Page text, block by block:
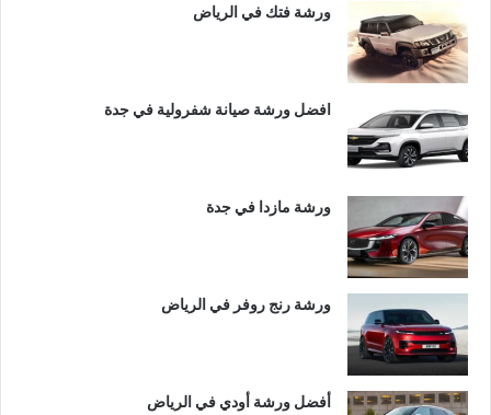
ورشة فتك في الرياض
افضل ورشة صيانة شفرولية في جدة
ورشة مازدا في جدة
ورشة رنج روفر في الرياض
أفضل ورشة أودي في الرياض